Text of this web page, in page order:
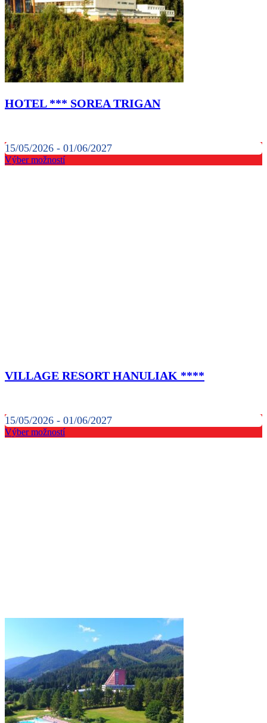
HOTEL *** SOREA TRIGAN
15/05/2026 - 01/06/2027
Výber možností
VILLAGE RESORT HANULIAK ****
15/05/2026 - 01/06/2027
Výber možností